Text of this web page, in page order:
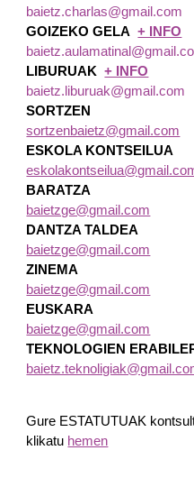
baietz.charlas@gmail.com
GOIZEKO GELA + INFO
LIBURUAK + INFO
baietz.liburuak@gmail.com
SORTZEN
sortzenbaietz@gmail.com
ESKOLA KONTSEILUA
BARATZA
baietzge@gmail.com
DANTZA TALDEA
baietzge@gmail.com
ZINEMA
baietzge@gmail.com
EUSKARA
baietzge@gmail.com
TEKNOLOGIEN
Gure ESTATUTUAK
klikatu hemen